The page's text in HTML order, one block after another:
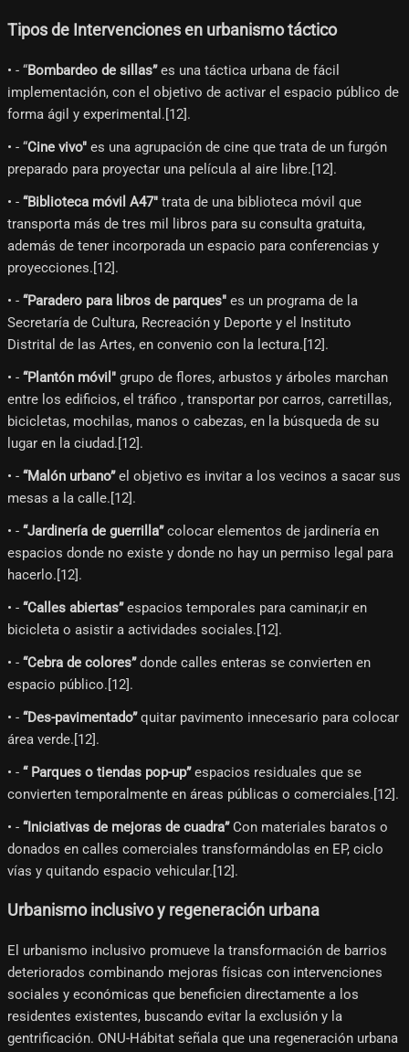
Tipos de Intervenciones en urbanismo táctico
• - “Bombardeo de sillas”es una táctica urbana de fácil
implementación, con el objetivo de activar el espacio público de
forma ágil y experimental.[12]​.
• - “Cine vivo" es una agrupación de cine que trata de un furgón
preparado para proyectar una película al aire libre.[12]​.
• - “Biblioteca móvil A47" trata de una biblioteca móvil que
transporta más de tres mil libros para su consulta gratuita,
además de tener incorporada un espacio para conferencias y
proyecciones.[12]​.
• - “Paradero para libros de parques" es un programa de la
Secretaría de Cultura, Recreación y Deporte y el Instituto
Distrital de las Artes, en convenio con la lectura.[12]​.
• - “Plantón móvil" grupo de flores, arbustos y árboles marchan
entre los edificios, el tráfico , transportar por carros, carretillas,
bicicletas, mochilas, manos o cabezas, en la búsqueda de su
lugar en la ciudad.[12]​.
• - “Malón urbano”el objetivo es invitar a los vecinos a sacar sus
mesas a la calle.[12]​.
• - “Jardinería de guerrilla”colocar elementos de jardinería en
espacios donde no existe y donde no hay un permiso legal para
hacerlo.[12]​.
• - “Calles abiertas”espacios temporales para caminar,ir en
bicicleta o asistir a actividades sociales.[12]​.
• - “Cebra de colores”donde calles enteras se convierten en
espacio público.[12]​.
• - “Des-pavimentado”quitar pavimento innecesario para colocar
área verde.[12]​.
• - “ Parques o tiendas pop-up”espacios residuales que se
convierten temporalmente en áreas públicas o comerciales.[12]​.
• - “Iniciativas de mejoras de cuadra”Con materiales baratos o
donados en calles comerciales transformándolas en EP, ciclo
vías y quitando espacio vehicular.[12]​.
Urbanismo inclusivo y regeneración urbana
El urbanismo inclusivo promueve la transformación de barrios
deteriorados combinando mejoras físicas con intervenciones
sociales y económicas que beneficien directamente a los
residentes existentes, buscando evitar la exclusión y la
gentrificación. ONU-Hábitat señala que una regeneración urbana